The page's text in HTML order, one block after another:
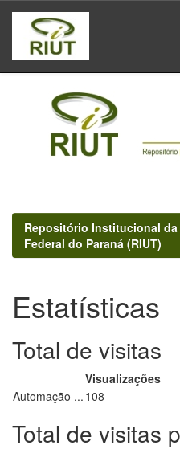
Skip
navigation
Repositório Institucional
Federal do Paraná (RIUT)
Estatísticas
Total de visitas
Visualizações
Automação ... 108
Total de visitas